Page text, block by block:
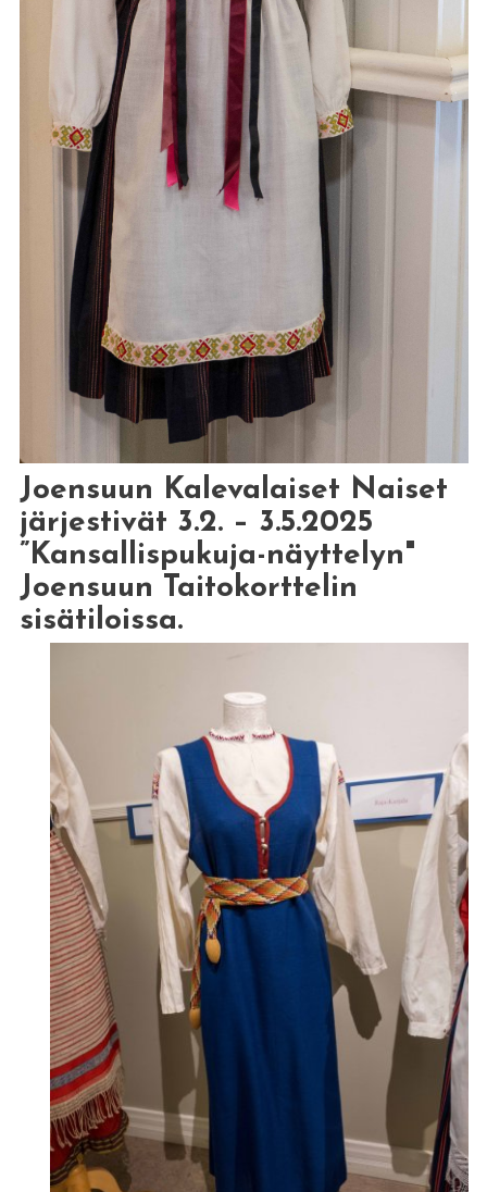
Joensuun Kalevalaiset Naiset
järjestivät 3.2. – 3.5.2025
”Kansallispukuja-näyttelyn"
Joensuun Taitokorttelin
sisätiloissa.